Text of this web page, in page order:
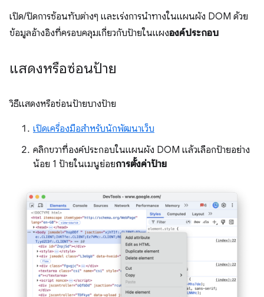
เปิด/ปิดการซ้อนทับต่างๆ และเร่งการนำทางในแผนผัง DOM ด้วย
ข้อมูลอ้างอิงที่ครอบคลุมเกี่ยวกับป้ายในแผงองค์ประกอบ
แสดงหรือซ่อนป้าย
วิธีแสดงหรือซ่อนป้ายบางป้าย
เปิดเครื่องมือสำหรับนักพัฒนาเว็บ
คลิกขวาที่องค์ประกอบในแผนผัง DOM แล้วเลือกป้ายอย่าง
น้อย 1 ป้ายในเมนูย่อยการตั้งค่าป้าย